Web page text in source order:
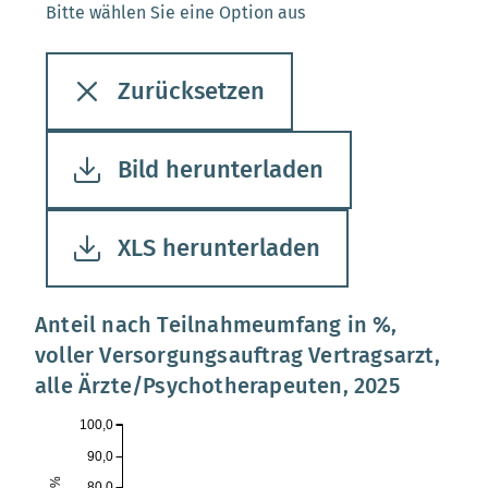
Bitte wählen Sie eine Option aus
Zurücksetzen
Bild herunterladen
XLS herunterladen
Anteil nach Teilnahmeumfang in %,
voller Versorgungsauftrag Vertragsarzt,
alle Ärzte/Psychotherapeuten, 2025
90,0
100,0